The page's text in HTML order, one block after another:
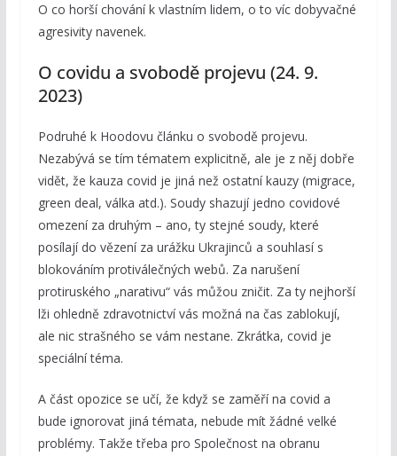
O co horší chování k vlastním lidem, o to víc dobyvačné
agresivity navenek.
O covidu a svobodě projevu (24. 9.
2023)
Podruhé k Hoodovu článku o svobodě projevu.
Nezabývá se tím tématem explicitně, ale je z něj dobře
vidět, že kauza covid je jiná než ostatní kauzy (migrace,
green deal, válka atd.). Soudy shazují jedno covidové
omezení za druhým – ano, ty stejné soudy, které
posílají do vězení za urážku Ukrajinců a souhlasí s
blokováním protiválečných webů. Za narušení
protiruského „narativu“ vás můžou zničit. Za ty nejhorší
lži ohledně zdravotnictví vás možná na čas zablokují,
ale nic strašného se vám nestane. Zkrátka, covid je
speciální téma.
A část opozice se učí, že když se zaměří na covid a
bude ignorovat jiná témata, nebude mít žádné velké
problémy. Takže třeba pro Společnost na obranu